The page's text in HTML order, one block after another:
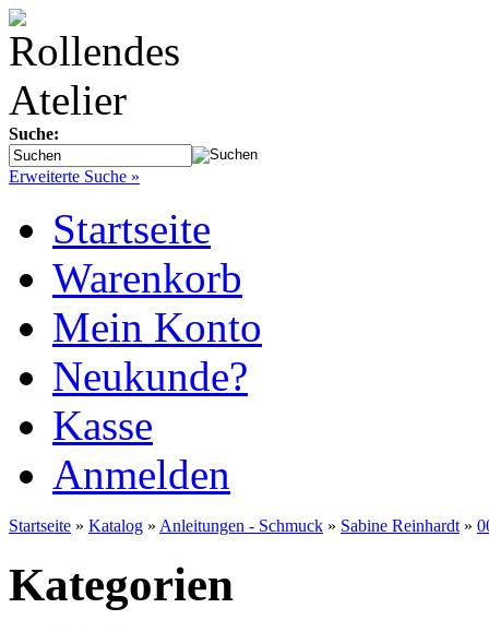
Suche:
Erweiterte Suche »
Startseite
Warenkorb
Mein Konto
Neukunde?
Kasse
Anmelden
Startseite » Katalog » Anleitungen - Schmuck » Sabine Reinhardt »
Kategorien